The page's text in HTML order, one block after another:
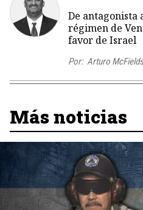
De antagonista
régimen de
favor de Israel
Por: Arturo McFields
Más noticias